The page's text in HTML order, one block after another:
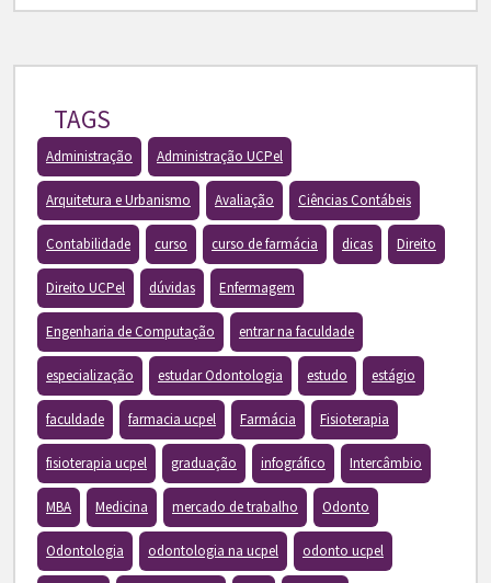
TAGS
Administração Administração UCPel
Arquitetura e Urbanismo Avaliação Ciências Contábeis
Contabilidade curso curso de farmácia dicas Direito
Direito UCPel dúvidas Enfermagem
Engenharia de Computação entrar na faculdade
especialização estudar Odontologia estudo estágio
faculdade farmacia ucpel Farmácia Fisioterapia
fisioterapia ucpel graduação infográfico Intercâmbio
MBA Medicina mercado de trabalho Odonto
Odontologia odontologia na ucpel odonto ucpel